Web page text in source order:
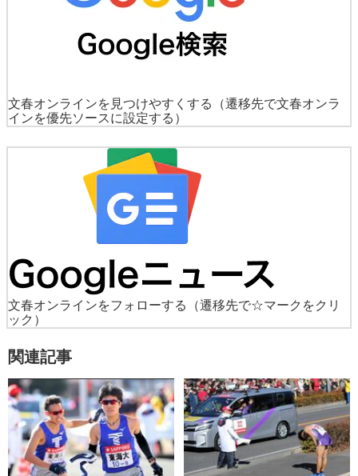
文春オンラインを見つけやすくする
（遷移先で文春オンラ
インを優先ソースに設定する）
文春オンラインをフォローする
（遷移先で☆マークをクリ
ック）
関連記事